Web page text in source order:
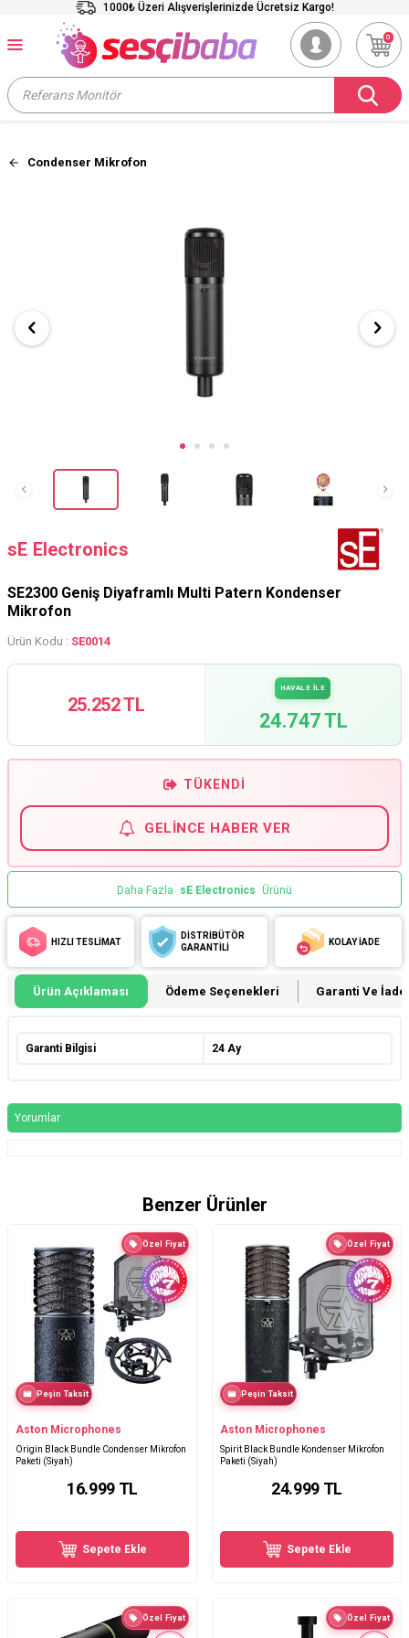
1000₺ Üzeri Alışverişlerinizde Ücretsiz Kargo!
0
Condenser Mikrofon
sE Electronics
SE2300 Geniş Diyaframlı Multi Patern Kondenser
Mikrofon
Ürün Kodu : SE0014
25.252 TL
HAVALE İLE
24.747 TL
TÜKENDI
GELINCE HABER VER
Daha Fazla sE Electronics Ürünü
HIZLI TESLİMAT
DİSTRİBÜTÖR
GARANTİLİ
KOLAY İADE
Ürün Açıklaması Ödeme Seçenekleri Garanti Ve İade
Garanti Bilgisi 24 Ay
Yorumlar
Benzer Ürünler
Özel Fiyat
Peşin Taksit
Aston Microphones
Origin Black Bundle Condenser Mikrofon
Paketi (Siyah)
16.999TL
Sepete Ekle
Özel Fiyat
Peşin Taksit
Aston Microphones
Spirit Black Bundle Kondenser Mikrofon
Paketi (Siyah)
24.999TL
Sepete Ekle
Özel Fiyat Özel Fiyat